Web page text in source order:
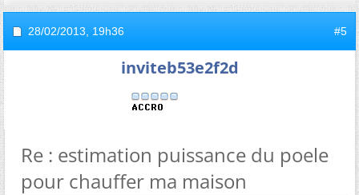
28/02/2013, 19h36 #5
inviteb53e2f2d
Re : estimation puissance du poele
pour chauffer ma maison